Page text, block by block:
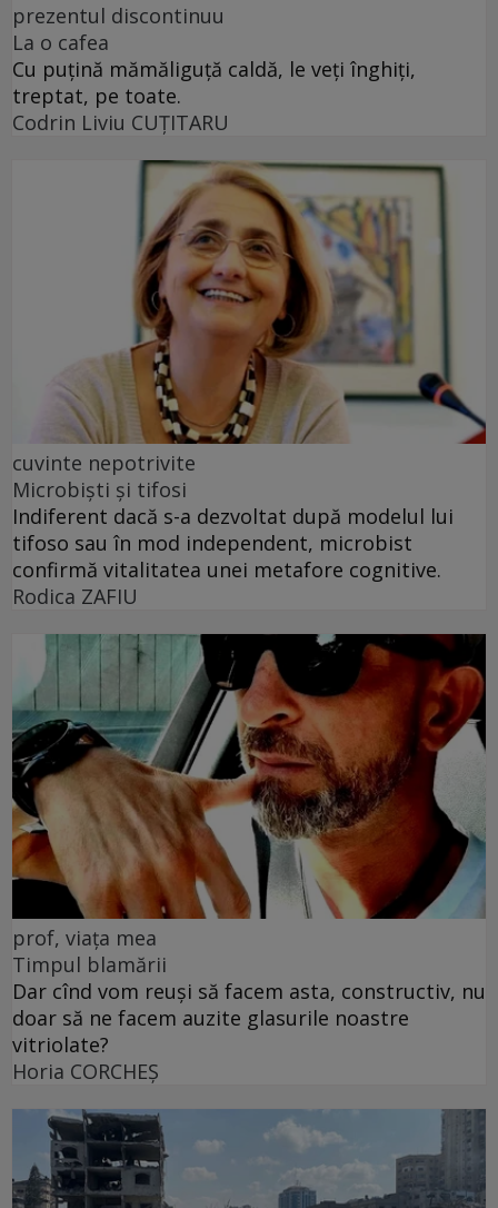
prezentul discontinuu
La o cafea
Cu puţină mămăliguţă caldă, le veţi înghiţi,
treptat, pe toate.
Codrin Liviu CUŢITARU
cuvinte nepotrivite
Microbiști și tifosi
Indiferent dacă s-a dezvoltat după modelul lui
tifoso sau în mod independent, microbist
confirmă vitalitatea unei metafore cognitive.
Rodica ZAFIU
prof, viața mea
Timpul blamării
Dar cînd vom reuși să facem asta, constructiv, nu
doar să ne facem auzite glasurile noastre
vitriolate?
Horia CORCHEŞ